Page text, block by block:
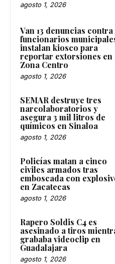
agosto 1, 2026
Van 13 denuncias contra
funcionarios
instalan kiosco para
reportar extorsiones en
Zona Centro
agosto 1, 2026
SEMAR destruye tres
narcolaboratorios y
asegura 3 mil litros de
químicos en Sinaloa
agosto 1, 2026
Policías matan a cinco
civiles armados tras
emboscada con
en Zacatecas
agosto 1, 2026
Rapero Soldis C4 es
asesinado a tiros
grababa videoclip en
Guadalajara
agosto 1, 2026